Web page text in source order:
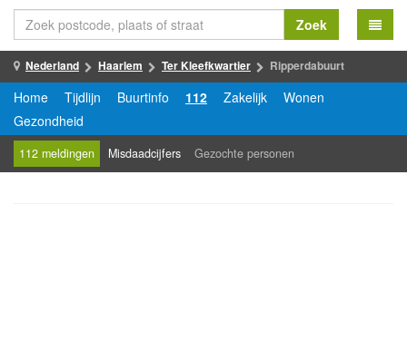
Zoek
Nederland Haarlem Ter Kleefkwartier Ripperdabuurt
Home Tijdlijn Buurtinfo 112 Zakelijk
Wonen
Gezondheid
112 meldingen Misdaadcijfers Gezochte personen